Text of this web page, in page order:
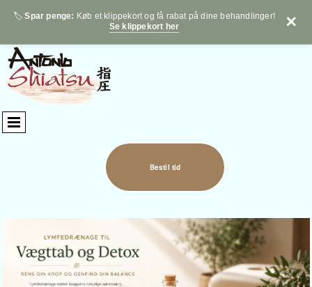
Bestil tid
🏷️Spar penge: Køb et klippekort og få rabat på dine behandlinger!
Se klippekort her
✕